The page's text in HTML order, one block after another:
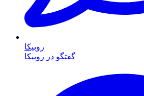
روبیکا
گفتگو در روبیکا